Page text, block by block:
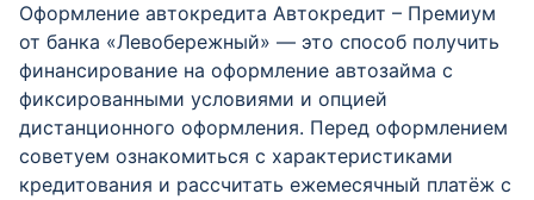
Оформление автокредита Автокредит – Премиум
от банка «Левобережный» — это способ получить
финансирование на оформление автозайма с
фиксированными условиями и опцией
дистанционного оформления. Перед оформлением
советуем ознакомиться с характеристиками
кредитования и рассчитать ежемесячный платёж с